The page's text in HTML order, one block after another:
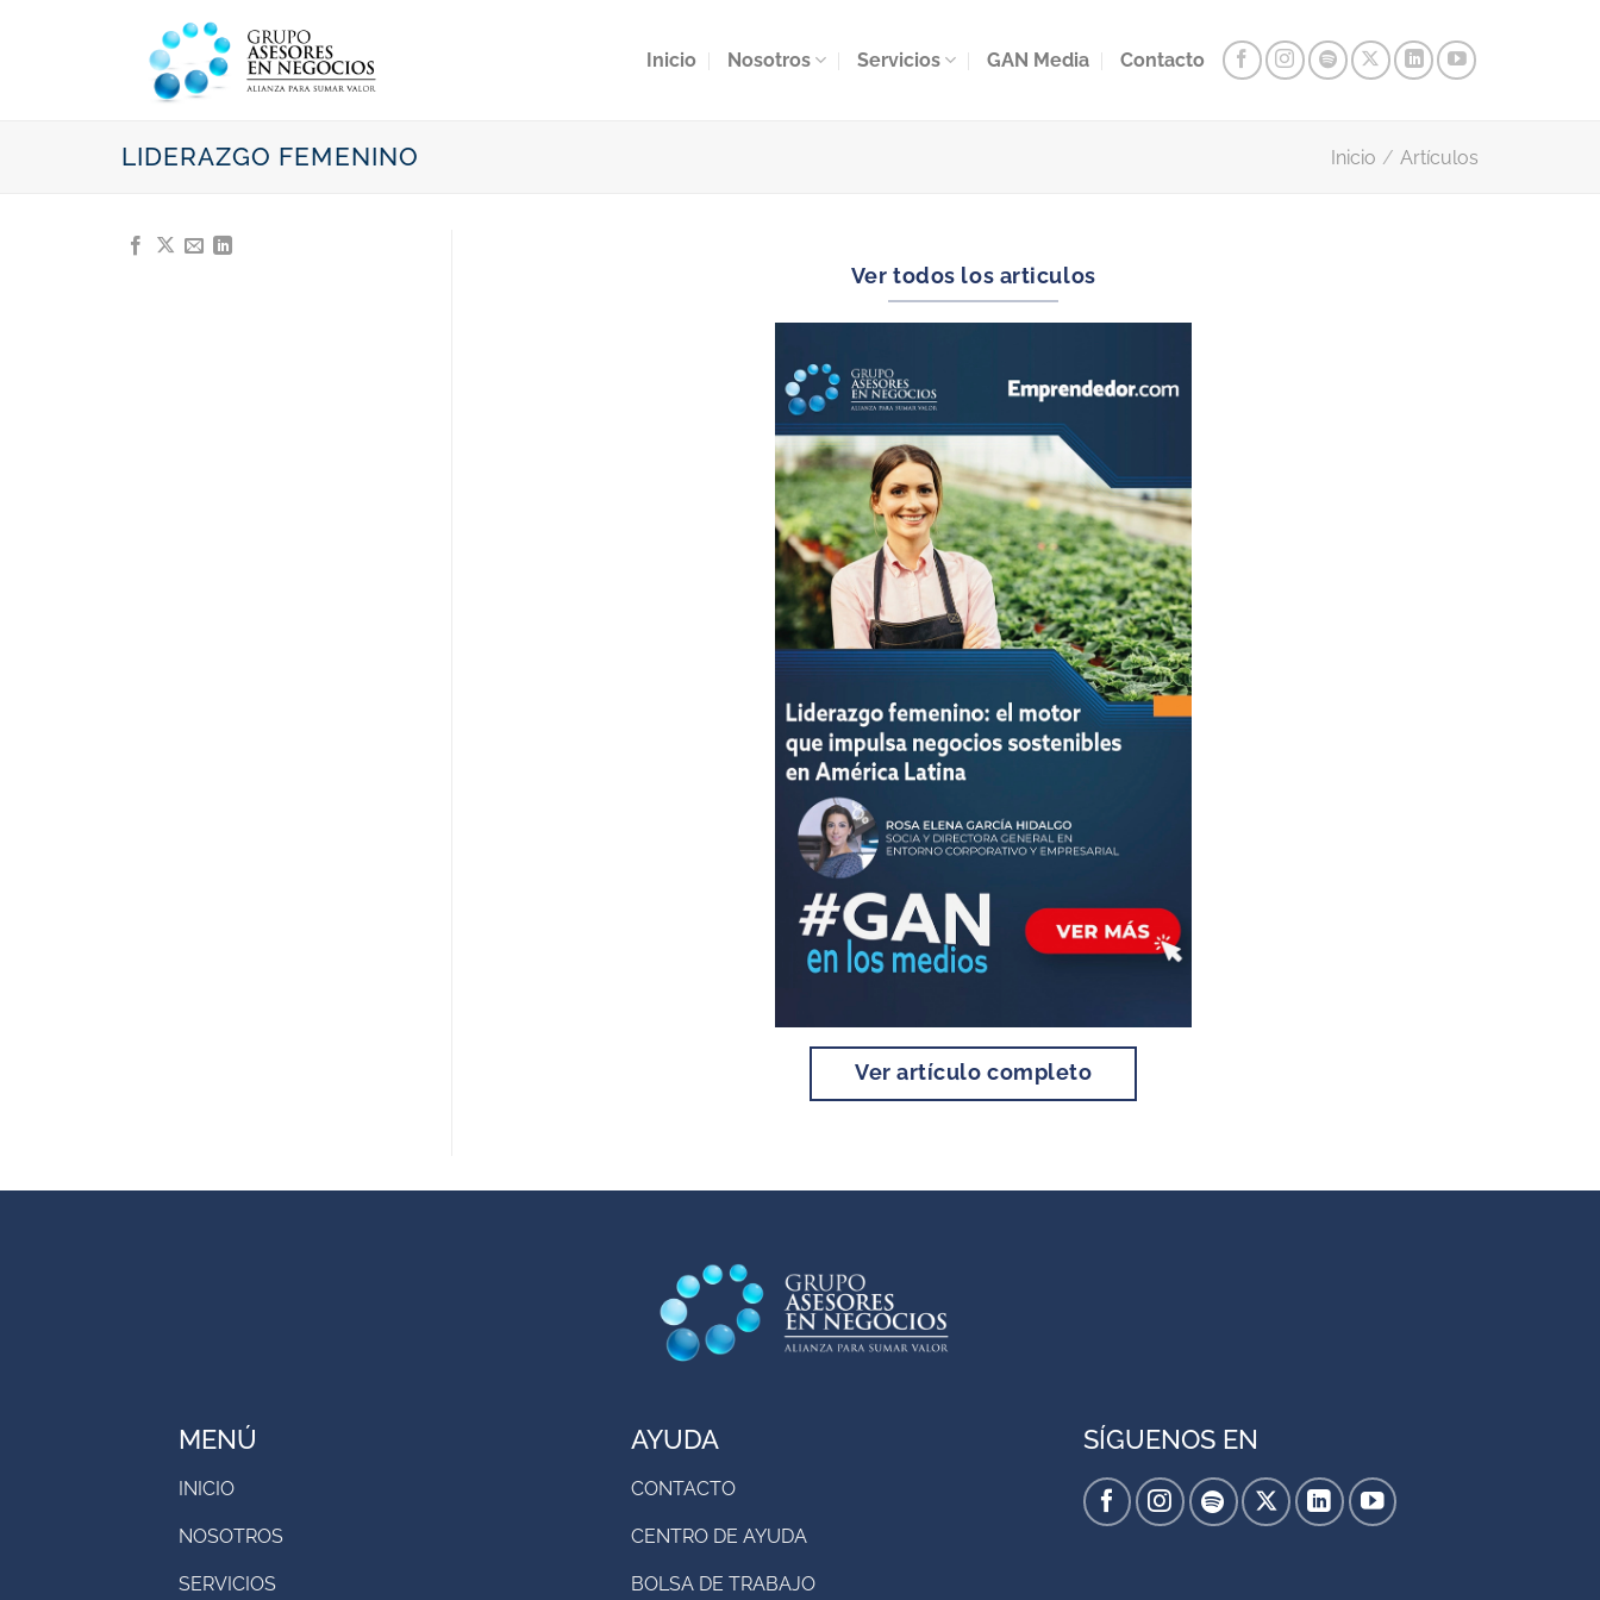
Inicio Nosotros Servicios GAN Media Contacto
LIDERAZGO FEMENINO Inicio / Artículos
Ver todos los articulos
Ver artículo completo
MENÚ
INICIO
NOSOTROS
SERVICIOS
AYUDA
CONTACTO
CENTRO DE AYUDA
BOLSA DE TRABAJO
SÍGUENOS EN